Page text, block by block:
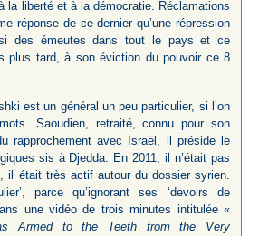
la liberté et à la démocratie. Réclamations
réponse de ce dernier qu’une répression
des émeutes dans tout le pays et ce
plus tard, à son éviction du pouvoir ce 8
est un général un peu particulier, si l’on
Saoudien, retraité, connu pour son
rapprochement avec Israël, il préside le
sis à Djedda. En 2011, il n’était pas
il était très actif autour du dossier syrien.
parce qu’ignorant ses ‘devoirs de
une vidéo de trois minutes intitulée «
Armed to the Teeth from the Very